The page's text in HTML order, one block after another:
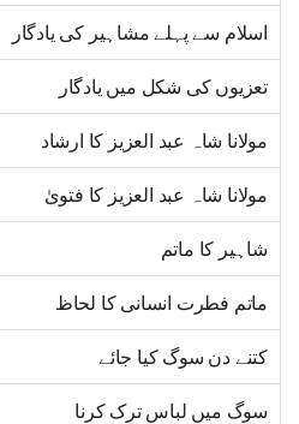
اسلام سے پہلے مشاہیر کی یادگار
تعزیوں کی شکل میں یادگار
مولانا شاہ عبد العزیز کا ارشاد
مولانا شاہ عبد العزیز کا فتویٰ
شاہیر کا ماتم
ماتم فطرت انسانی کا لحاظ
کتنے دن سوگ کیا جائے
سوگ میں لباس ترک کرنا